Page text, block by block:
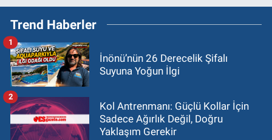
Trend Haberler
İnönü’nün 26 Derecelik Şifalı
Suyuna Yoğun İlgi
1
Kol Antrenmanı: Güçlü Kollar İçin
Sadece Ağırlık Değil, Doğru
Yaklaşım Gerekir
2